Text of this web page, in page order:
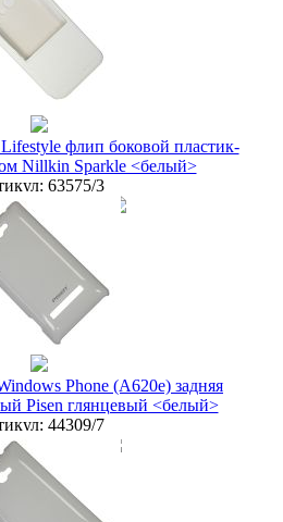
65 руб.
цена
68 руб.
в розницу
флип боковой пластик-
Nillkin Sparkle <белый>
63575/3
опт
75 руб.
65 руб.
цена
68 руб.
ЕСТЬ
в розницу
Phone (A620e) задняя
Pisen глянцевый <белый>
44309/7
опт
20 руб.
15 руб.
цена
18 руб.